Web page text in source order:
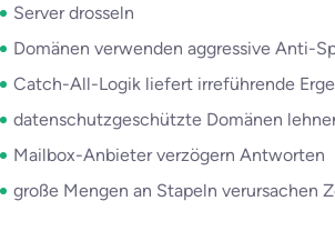
Server drosseln
Domänen verwenden aggressive Anti-
Catch-All-Logik liefert irreführende
datenschutzgeschützte Domänen
Mailbox-Anbieter verzögern Antworten
große Mengen an Stapeln verursachen